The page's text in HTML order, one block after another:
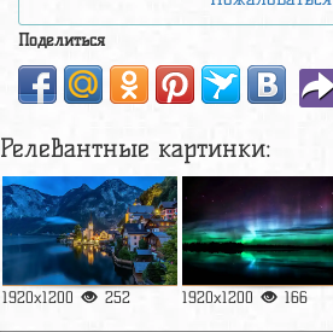
Поделиться
Релевантные картинки:
1920x1200 252 1920x1200 166